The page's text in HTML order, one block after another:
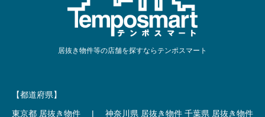
居抜き物件等の店舗を探すならテンポスマート
【都道府県】
東京都 居抜き物件
| 神奈川県 居抜き物件 千葉県 居抜き物件